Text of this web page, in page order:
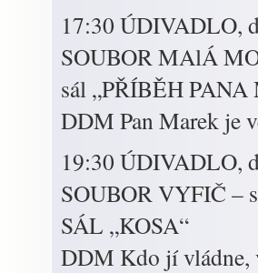
17:30 ÚDIVADLO,
SOUBOR MAlÁ
sál „PŘÍBĚH
DDM Pan Marek je
19:30 ÚDIVADLO,
SOUBOR VYFIČ –
SÁL „KOSA“
DDM Kdo jí vládne,